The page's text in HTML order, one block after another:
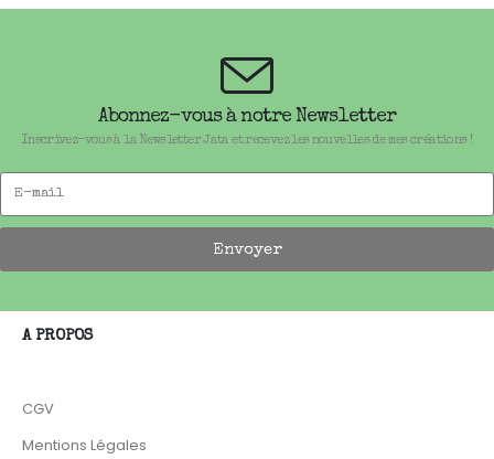
Abonnez-vous à notre Newsletter
Inscrivez-vous à la Newsletter Jata et recevez les nouvelles de mes créations !
Envoyer
A PROPOS
CGV
Mentions Légales